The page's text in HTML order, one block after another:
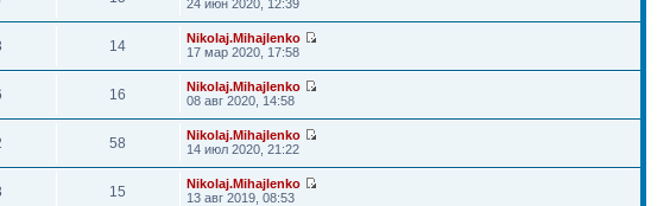
24 июн 2020, 12:39
14
Nikolaj.Mihajlenko
17 мар 2020, 17:58
16
Nikolaj.Mihajlenko
08 авг 2020, 14:58
58
Nikolaj.Mihajlenko
14 июл 2020, 21:22
15
Nikolaj.Mihajlenko
13 авг 2019, 08:53